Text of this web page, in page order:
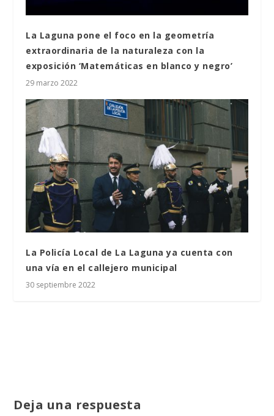
La Laguna pone el foco en la geometría
extraordinaria de la naturaleza con la
exposición ‘Matemáticas en blanco y negro’
29 marzo 2022
La Policía Local de La Laguna ya cuenta con
una vía en el callejero municipal
30 septiembre 2022
Deja una respuesta